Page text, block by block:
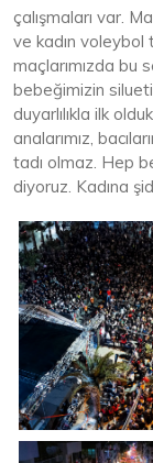
çalışmaları var.
ve kadın voleybol
maçlarımızda bu
bebeğimizin
duyarlılıkla ilk
analarımız,
tadı olmaz. Hep
diyoruz. Kadına